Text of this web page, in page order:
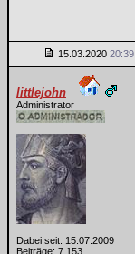
15.03.2020 20:39
littlejohn
Administrator
Dabei seit: 15.07.2009
Beiträge: 7.153